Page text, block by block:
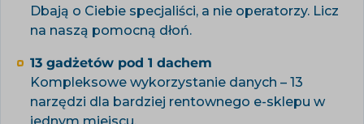
Dbają o Ciebie specjaliści, a nie operatorzy. Licz
na naszą pomocną dłoń.
13 gadżetów pod 1 dachem
Kompleksowe wykorzystanie danych – 13
narzędzi dla bardziej rentownego e-sklepu w